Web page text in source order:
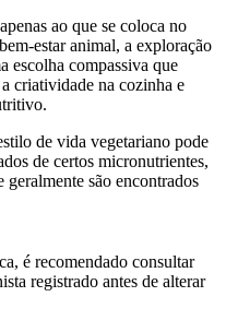
ao que se coloca no
estar animal, a exploração
escolha compassiva que
criatividade na cozinha e
de vida vegetariano pode
de certos micronutrientes,
são encontrados
é recomendado consultar
registrado antes de alterar